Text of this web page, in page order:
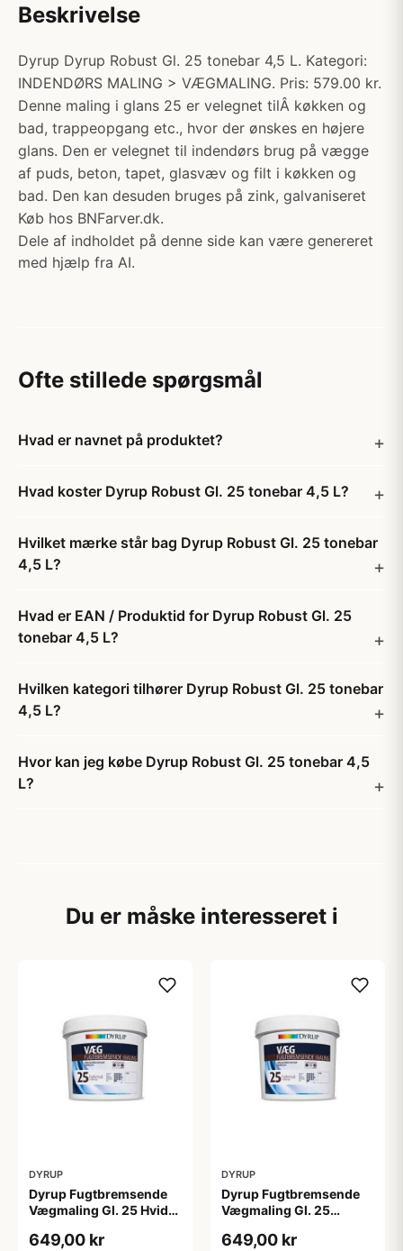
Beskrivelse
Dyrup Dyrup Robust Gl. 25 tonebar 4,5 L. Kategori:
INDENDØRS MALING > VÆGMALING. Pris: 579.00 kr.
Denne maling i glans 25 er velegnet tilÂ køkken og
bad, trappeopgang etc., hvor der ønskes en højere
glans. Den er velegnet til indendørs brug på vægge
af puds, beton, tapet, glasvæv og filt i køkken og
bad. Den kan desuden bruges på zink, galvaniseret
Køb hos BNFarver.dk.
Dele af indholdet på denne side kan være genereret
med hjælp fra AI.
Ofte stillede spørgsmål
Hvad er navnet på produktet?
Hvad koster Dyrup Robust Gl. 25 tonebar 4,5 L?
Hvilket mærke står bag Dyrup Robust Gl. 25 tonebar
4,5 L?
Hvad er EAN / Produktid for Dyrup Robust Gl. 25
tonebar 4,5 L?
Hvilken kategori tilhører Dyrup Robust Gl. 25 tonebar
4,5 L?
Hvor kan jeg købe Dyrup Robust Gl. 25 tonebar 4,5
L?
Du er måske interesseret i
DYRUP
Dyrup Fugtbremsende
Vægmaling Gl. 25 Hvid
649,00 kr
DYRUP
Dyrup Fugtbremsende
Vægmaling Gl. 25
649,00 kr